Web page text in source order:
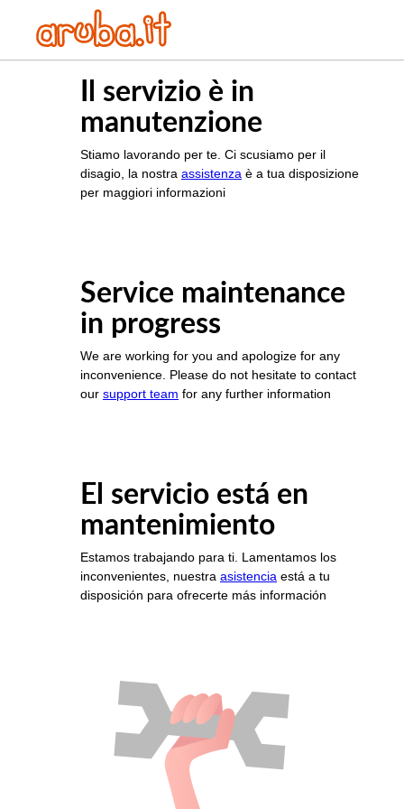
Il servizio è in
manutenzione
Stiamo lavorando per te. Ci scusiamo per il
disagio, la nostra assistenza è a tua disposizione
per maggiori informazioni
Service maintenance
in progress
We are working for you and apologize for any
inconvenience. Please do not hesitate to contact
our support team for any further information
El servicio está en
mantenimiento
Estamos trabajando para ti. Lamentamos los
inconvenientes, nuestra asistencia está a tu
disposición para ofrecerte más información